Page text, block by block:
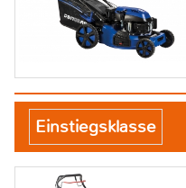
Einstiegsklasse